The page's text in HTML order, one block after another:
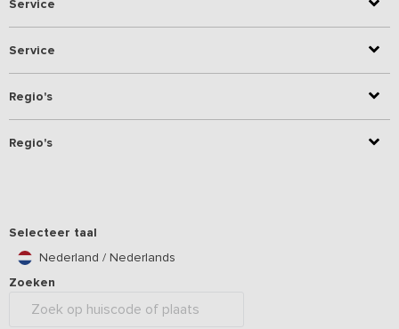
Service
Service
Regio's
Regio's
Selecteer taal
Nederland / Nederlands
Zoeken